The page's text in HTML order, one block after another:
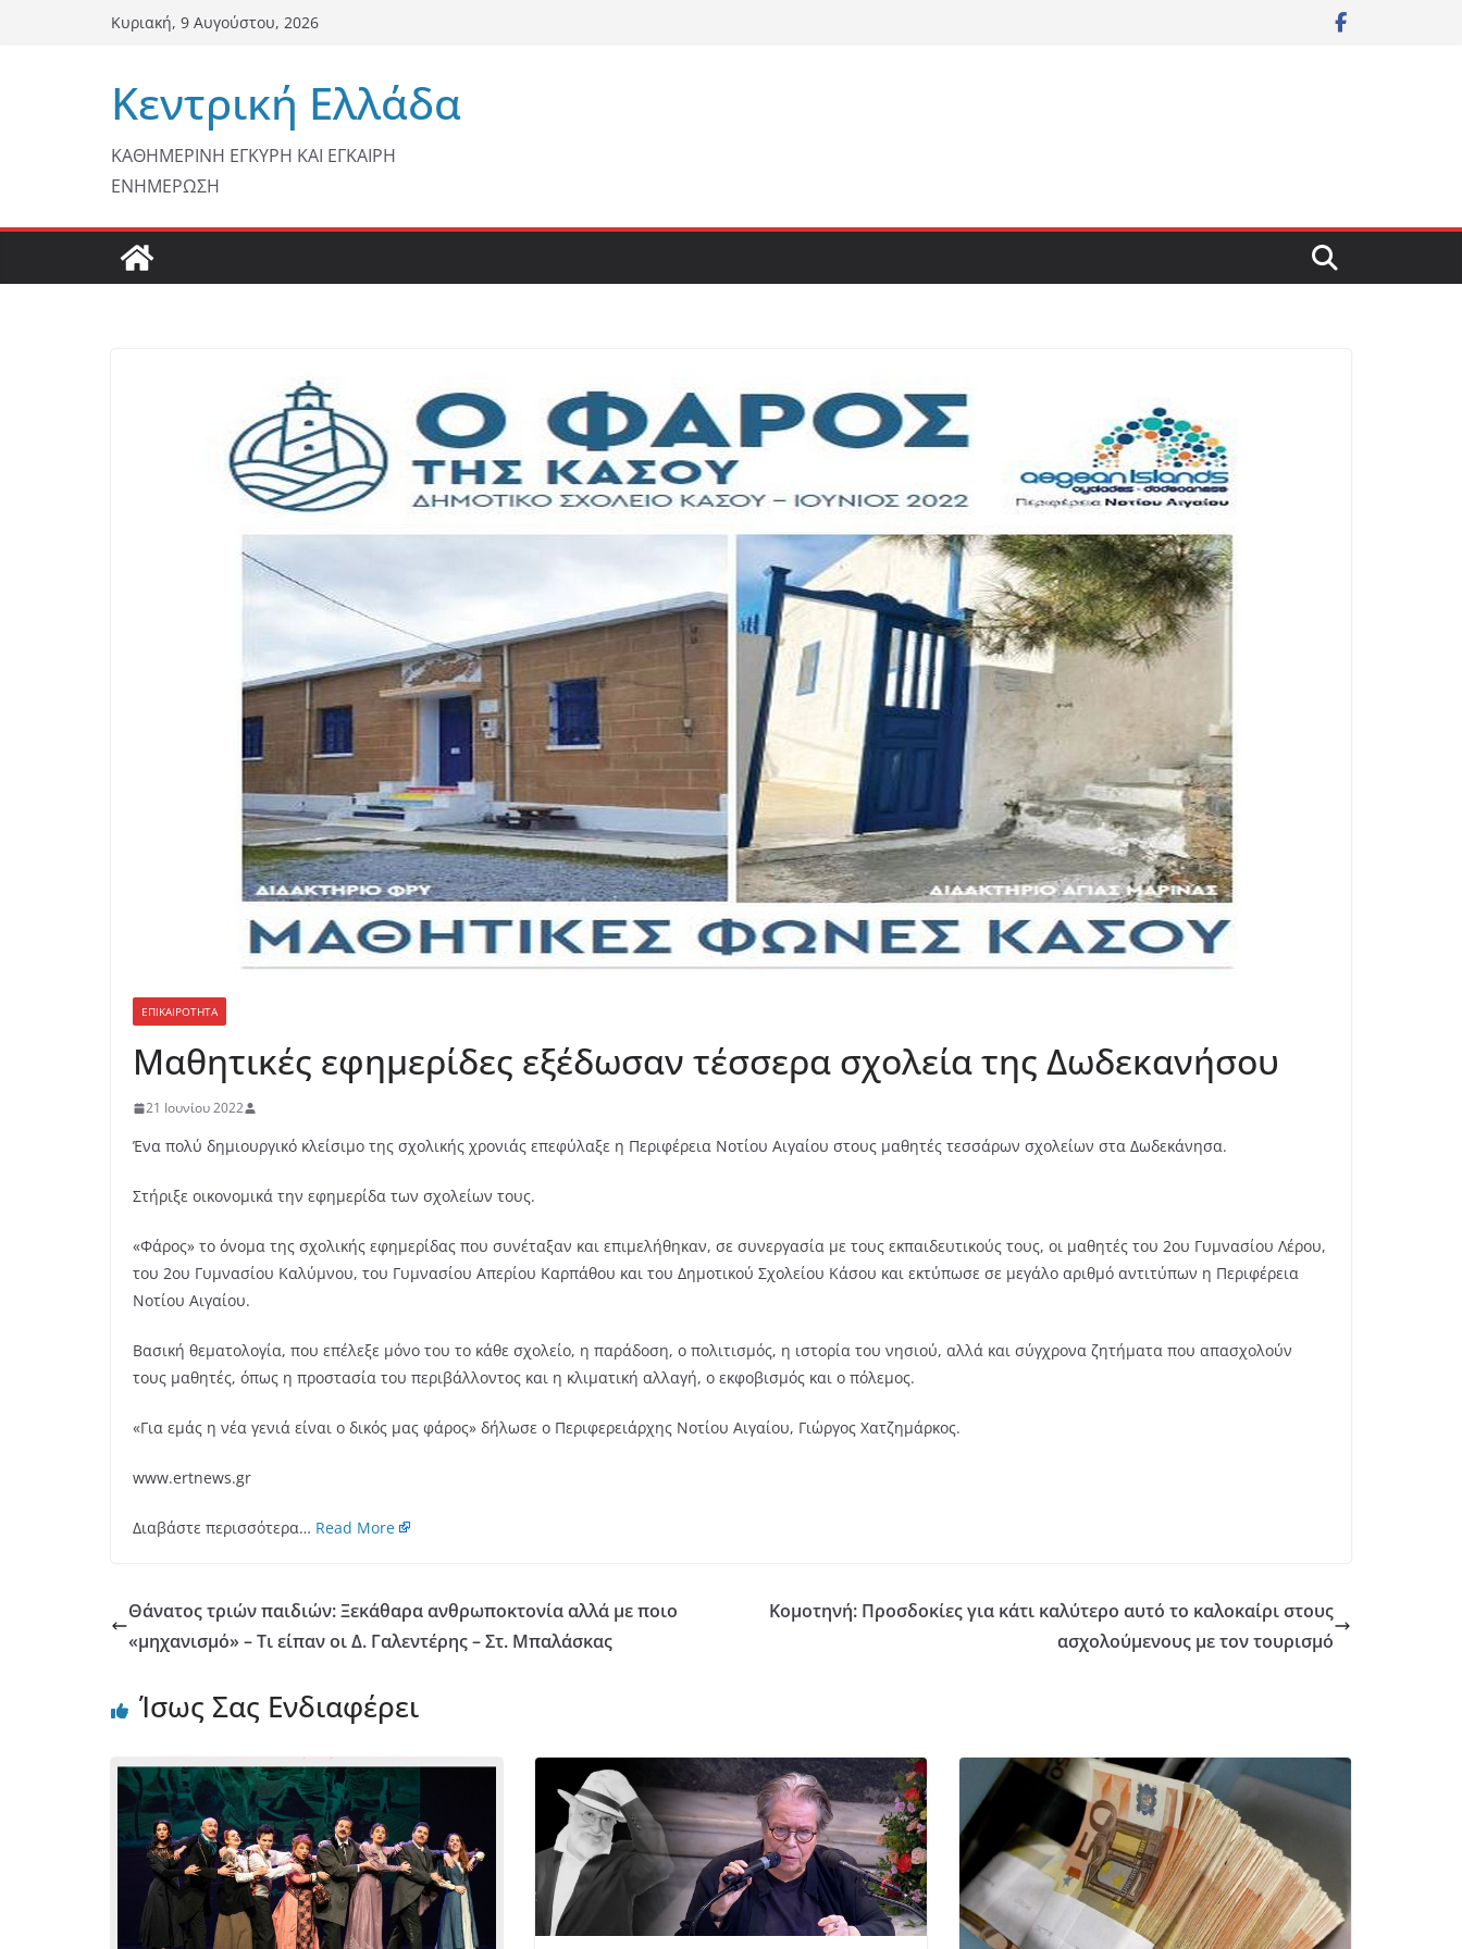
Κυριακή, 9 Αυγούστου, 2026
Κεντρική Ελλάδα
ΚΑΘΗΜΕΡΙΝΗ ΕΓΚΥΡΗ ΚΑΙ ΕΓΚΑΙΡΗ
ΕΝΗΜΕΡΩΣΗ
ΕΠΙΚΑΙΡΟΤΗΤΑ
Μαθητικές εφημερίδες εξέδωσαν τέσσερα σχολεία της Δωδεκανήσου
21 Ιουνίου 2022
Ένα πολύ δημιουργικό κλείσιμο της σχολικής χρονιάς επεφύλαξε η Περιφέρεια Νοτίου Αιγαίου στους μαθητές τεσσάρων σχολείων στα Δωδεκάνησα.
Στήριξε οικονομικά την εφημερίδα των σχολείων τους.
«Φάρος» το όνομα της σχολικής εφημερίδας που συνέταξαν και επιμελήθηκαν, σε συνεργασία με τους εκπαιδευτικούς τους, οι μαθητές του 2ου Γυμνασίου Λέρου,
του 2ου Γυμνασίου Καλύμνου, του Γυμνασίου Απερίου Καρπάθου και του Δημοτικού Σχολείου Κάσου και εκτύπωσε σε μεγάλο αριθμό αντιτύπων η Περιφέρεια
Νοτίου Αιγαίου.
Βασική θεματολογία, που επέλεξε μόνο του το κάθε σχολείο, η παράδοση, ο πολιτισμός, η ιστορία του νησιού, αλλά και σύγχρονα ζητήματα που απασχολούν
τους μαθητές, όπως η προστασία του περιβάλλοντος και η κλιματική αλλαγή, ο εκφοβισμός και ο πόλεμος.
«Για εμάς η νέα γενιά είναι ο δικός μας φάρος» δήλωσε ο Περιφερειάρχης Νοτίου Αιγαίου, Γιώργος Χατζημάρκος.
www.ertnews.gr
Διαβάστε περισσότερα… Read More
Θάνατος τριών παιδιών: Ξεκάθαρα ανθρωποκτονία αλλά με ποιο
«μηχανισμό» – Τι είπαν οι Δ. Γαλεντέρης – Στ. Μπαλάσκας
Κομοτηνή: Προσδοκίες για κάτι καλύτερο αυτό το καλοκαίρι στους
ασχολούμενους με τον τουρισμό
Ίσως Σας Ενδιαφέρει